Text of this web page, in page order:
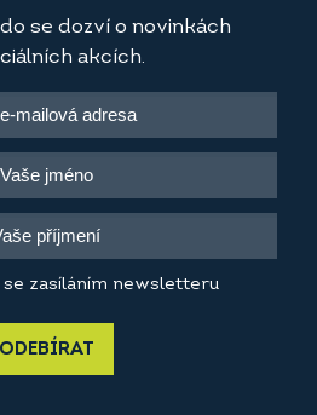
se dozví o novinkách
akcích.
se zasíláním newsletteru
ODEBÍRAT